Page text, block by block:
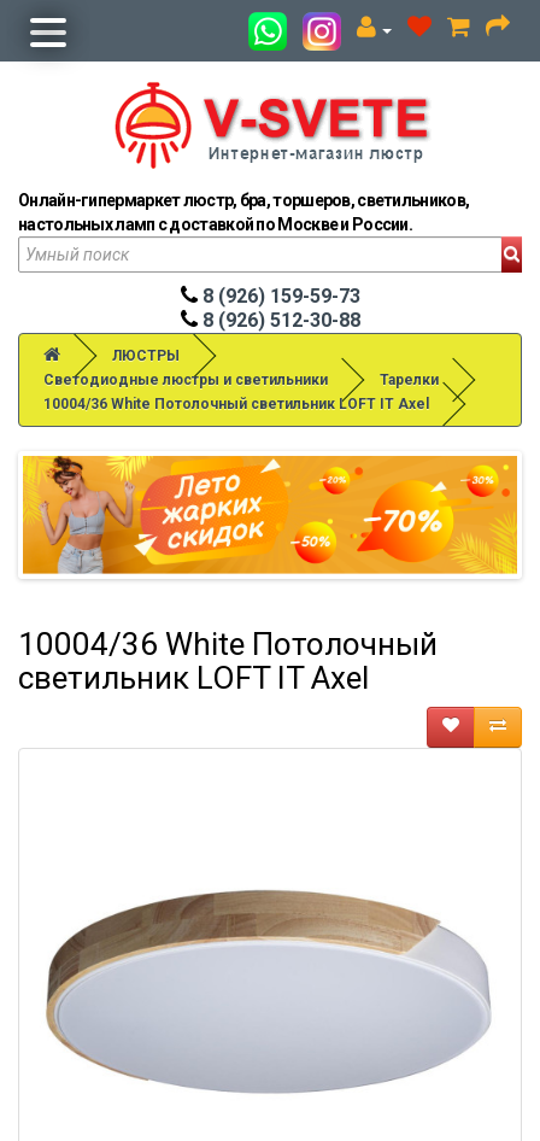
Онлайн-гипермаркет люстр, бра, торшеров, светильников,
настольных ламп с доставкой по Москве и России.
8 (926) 159-59-73
8 (926) 512-30-88
ЛЮСТРЫ
Светодиодные люстры и светильники
Тарелки
10004/36 White Потолочный светильник LOFT IT Axel
10004/36 White Потолочный
светильник LOFT IT Axel